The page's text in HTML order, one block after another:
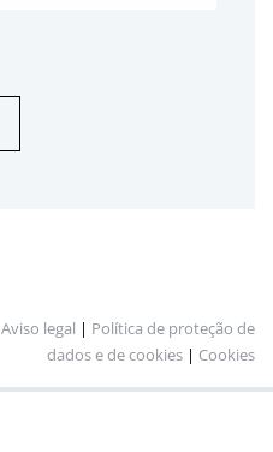
Aviso legal | Política de proteção de
dados e de cookies | Cookies